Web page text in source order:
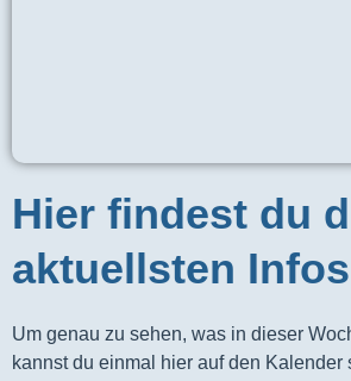
Hier findest du
aktuellsten Infos
Um genau zu sehen, was in dieser
kannst du einmal hier auf den Kalender